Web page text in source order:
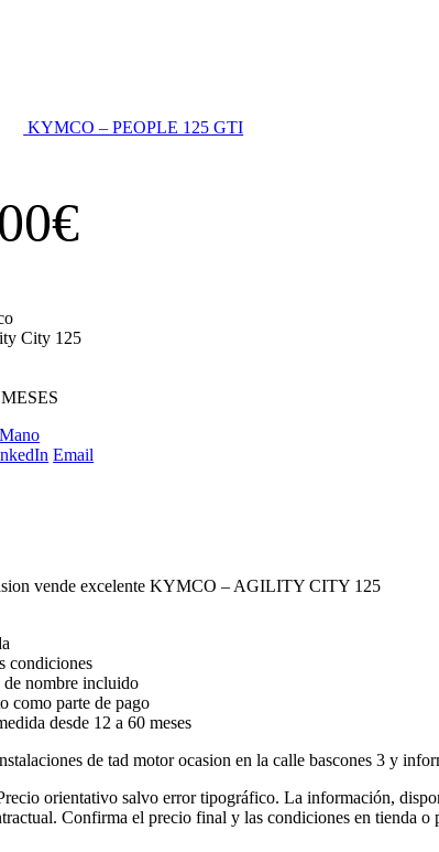
KYMCO – PEOPLE 125 GTI
€
City 125
Email
vende excelente KYMCO – AGILITY CITY 125
condiciones
nombre incluido
como parte de pago
desde 12 a 60 meses
de tad motor ocasion en la calle bascones 3 y
orientativo salvo error tipográfico. La información,
Confirma el precio final y las condiciones en tienda o